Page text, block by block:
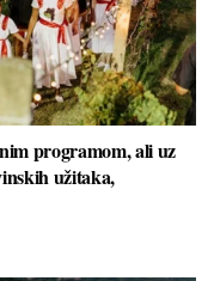
programom, ali uz
užitaka,